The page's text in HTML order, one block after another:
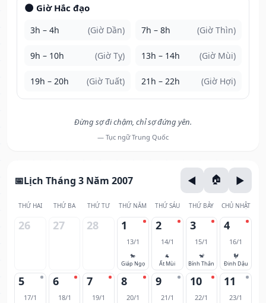
🌑 Giờ Hắc đạo
3h – 4h (Giờ Dần) 7h – 8h (Giờ Thìn)
9h – 10h (Giờ Tỵ) 13h – 14h (Giờ Mùi)
19h – 20h (Giờ Tuất) 21h – 22h (Giờ Hợi)
Đừng sợ đi chậm, chỉ sợ đứng yên.
— Tục ngữ Trung Quốc
Lịch Tháng 3 Năm 2007
THỨ HAI THỨ BA THỨ TƯ THỨ NĂM THỨ SÁU THỨ BẢY CHỦ NHẬT
26 27 28 1
13/1
🐎
Giáp Ngọ
2
14/1
🐐
Ất Mùi
3
15/1
🐒
Bính Thân
4
16/1
🐓
Đinh Dậu
5
17/1
6
18/1
7
19/1
8
20/1
9
21/1
10
22/1
11
23/1